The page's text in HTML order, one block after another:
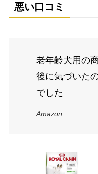
悪い口コミ
老年齢犬用の
後に気づいた
でした
Amazon